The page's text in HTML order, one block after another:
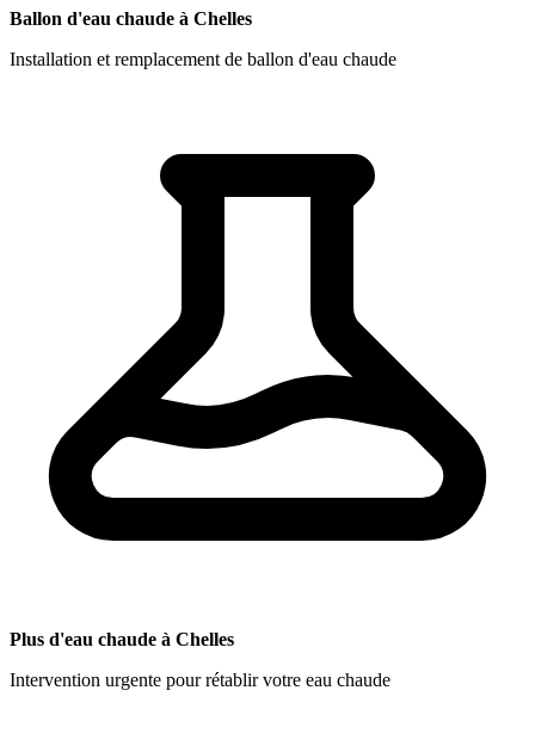
Ballon d'eau chaude à Chelles
Installation et remplacement de ballon d'eau chaude
Plus d'eau chaude à Chelles
Intervention urgente pour rétablir votre eau chaude